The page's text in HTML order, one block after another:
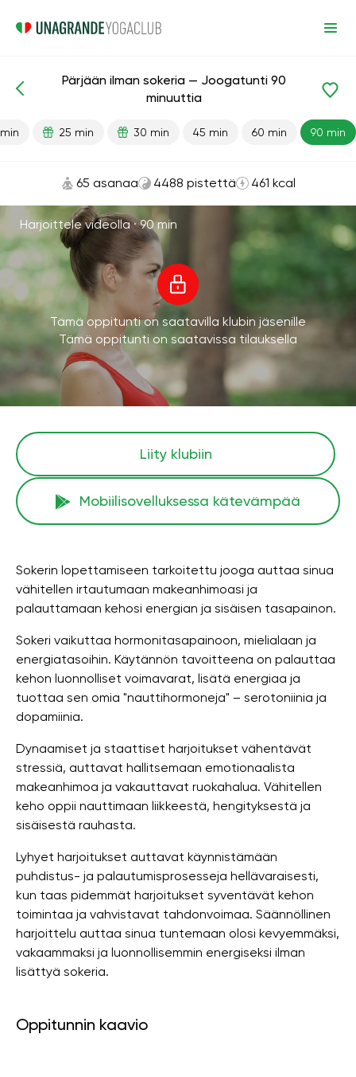
Tavat
Pärjään ilman sokeria — Joogatunti 90
minuuttia
25 min 30 min 45 min 60 min 90 min
65 asanaa 4488 pistettä 461 kcal
Harjoittele videolla ·90 min
Tämä oppitunti on saatavilla klubin jäsenille
Tämä oppitunti on saatavissa tilauksella
Liity klubiin
Mobiilisovelluksessa kätevämpää
Sokerin lopettamiseen tarkoitettu jooga auttaa sinua
vähitellen irtautumaan makeanhimoasi ja
palauttamaan kehosi energian ja sisäisen tasapainon.
Sokeri vaikuttaa hormonitasapainoon, mielialaan ja
energiatasoihin. Käytännön tavoitteena on palauttaa
kehon luonnolliset voimavarat, lisätä energiaa ja
tuottaa sen omia "nauttihormoneja" – serotoniinia ja
dopamiinia.
Dynaamiset ja staattiset harjoitukset vähentävät
stressiä, auttavat hallitsemaan emotionaalista
makeanhimoa ja vakauttavat ruokahalua. Vähitellen
keho oppii nauttimaan liikkeestä, hengityksestä ja
sisäisestä rauhasta.
Lyhyet harjoitukset auttavat käynnistämään
puhdistus- ja palautumisprosesseja hellävaraisesti,
kun taas pidemmät harjoitukset syventävät kehon
toimintaa ja vahvistavat tahdonvoimaa. Säännöllinen
harjoittelu auttaa sinua tuntemaan olosi kevyemmäksi,
vakaammaksi ja luonnollisemmin energiseksi ilman
lisättyä sokeria.
Oppitunnin kaavio